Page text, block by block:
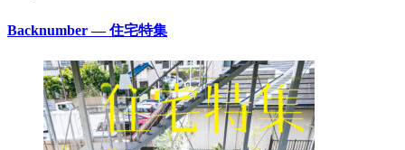
Backnumber — 住宅特集